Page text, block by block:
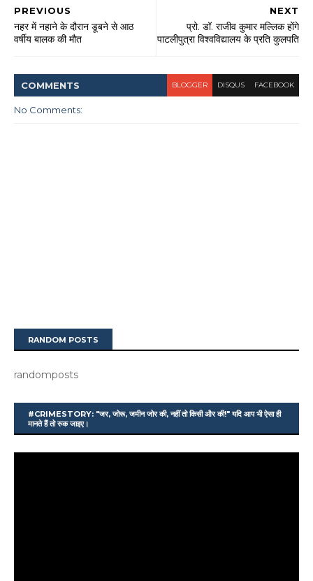
NEXT
प्रो. डॉ. राजीव कुमार मल्लिक होंगे
पाटलीपुत्रा विश्वविद्यालय के प्रति कुलपति
PREVIOUS
नहर में नहाने के दौरान डूबने से आठ
वर्षीय बालक की मौत
COMMENTS BLOGGER DISQUS FACEBOOK
No Comments:
RANDOM POSTS
randomposts
#CRIMESTORY: "जर, जोरू, जमीन जोर की, नहीं तो किसी और की!" यदि आप भी ऐसा ही
मानते हैं तो रुक जाइए।